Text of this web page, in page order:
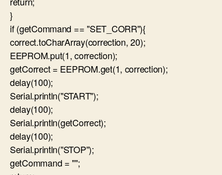
}
if (getCommand == "SET_CORR"){
correct.toCharArray(correction, 20);
EEPROM.put(1, correction);
getCorrect = EEPROM.get(1, correction);
delay(100);
Serial.println("START");
delay(100);
Serial.println(getCorrect);
delay(100);
Serial.println("STOP");
getCommand = "";